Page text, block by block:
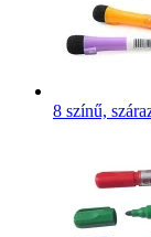
8 színű,